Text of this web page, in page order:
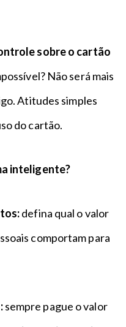
sobre o cartão
Não será mais
Atitudes simples
do cartão.
inteligente?
defina qual o valor
comportam para
sempre pague o valor